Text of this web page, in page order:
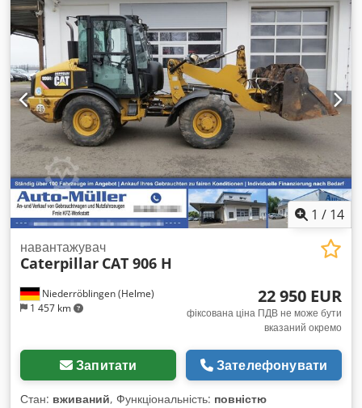
при напрацюванні близько 9 523 години (06/2025) *
Німецький екскаватор / перший власник * В комплекті:
гідравлічний швидкозмінний механізм Liebherr Likufix
SWA48 * В комплекті: 1 глибококопаючий ковш * Хороший
стан шин * Хороший загальний стан * Кондиціонер Codpfx
Asyzld Djd Sorf * Централізована система змащення (ЦСЗ)
* Потужність: 129,4 кВт * Наявні документи CE та
підтвердження даних * Ціна: 63 900 євро, без ПДВ + 19%
ПДВ. ---- З будь-якими питаннями звертайтеся за
телефоном: Erik Kortum: WhatsApp Вся інформація
надається без гарантії та відповідальності, можливі помилки
та попередній продаж.
1 / 14
Niederröblingen (Helme)
1 457 km
навантажувач
Caterpillar CAT 906 H
22 950 EUR
фіксована ціна ПДВ не може бути
вказаний окремо
Запитати Зателефонувати
Стан: вживаний, Функціональність: повністю